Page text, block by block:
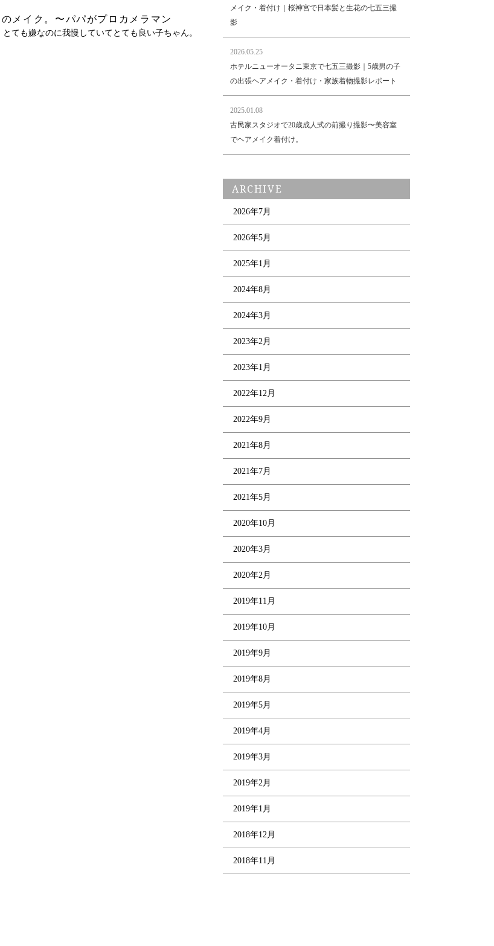
メイク。〜パパがプロカメラマン
ても嫌なのに我慢していてとても良い子ちゃん。
メイク・着付け｜桜神宮で日本髪と生花の七五三撮
影
2026.05.25
ホテルニューオータニ東京で七五三撮影｜5歳男の子
の出張ヘアメイク・着付け・家族着物撮影レポート
2025.01.08
古民家スタジオで20歳成人式の前撮り撮影〜美容室
でヘアメイク着付け。
ARCHIVE
2026年7月
2026年5月
2025年1月
2024年8月
2024年3月
2023年2月
2023年1月
2022年12月
2022年9月
2021年8月
2021年7月
2021年5月
2020年10月
2020年3月
2020年2月
2019年11月
2019年10月
2019年9月
2019年8月
2019年5月
2019年4月
2019年3月
2019年2月
2019年1月
2018年12月
2018年11月